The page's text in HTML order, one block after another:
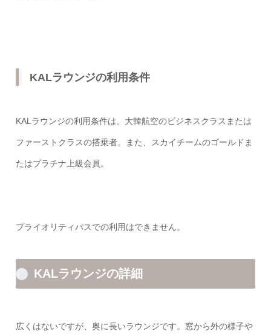
KALラウンジの利用条件
KALラウンジの利用条件は、大韓航空のビジネスクラスまたは
ファーストクラスの搭乗者。また、スカイチームのゴールドま
たはプラチナ上級会員。
プライオリティパスでの利用はできません。
KALラウンジの詳細
広くはないですが、奥に長いラウンジです。窓から外の様子や